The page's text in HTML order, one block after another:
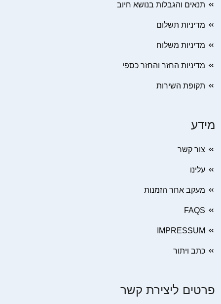
תנאים והגבלות בנושא חיוב
מדיניות תשלום
מדיניות משלוח
מדיניות החזר והחזר כספי
תקופת השירות
מידע
צור קשר
עלינו
מעקב אחר הזמנות
FAQS
IMPRESSUM
כתב ויתור
פרטים ליצירת קשר